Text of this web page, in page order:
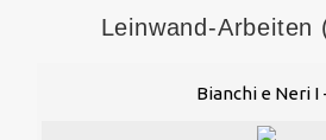
Leinwand-Arbeiten
Bianchi e Neri I